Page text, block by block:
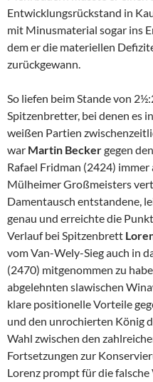
Entwicklungsrückstand in
mit Minusmaterial sogar ins
dem er die materiellen
zurückgewann.
So liefen beim Stande von
Spitzenbretter, bei denen es
weißen Partien
war Martin Beckergegen
Rafael Fridman (2424)
Mülheimer Großmeisters
Damentausch entstandene,
genau und erreichte die
Verlauf bei Spitzenbrett
vom Van-Wely-Sieg auch in
(2470) mitgenommen zu
abgelehnten slawischen
klare positionelle Vorteile
und den unrochierten König
Wahl zwischen den
Fortsetzungen zur
Lorenz prompt für die